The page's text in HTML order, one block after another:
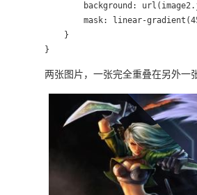
background:
mask: linear-
    }
}
两张图片，一张完全重叠在另外一